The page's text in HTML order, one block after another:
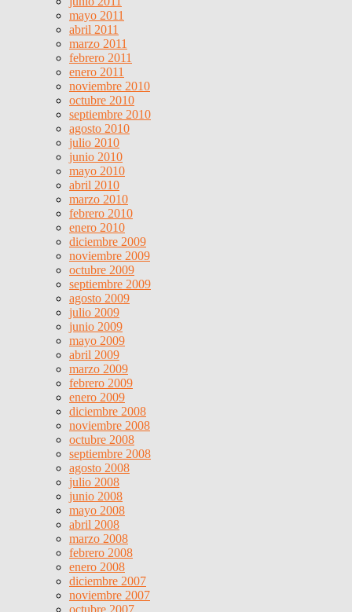
mayo 2011
abril 2011
marzo 2011
febrero 2011
enero 2011
noviembre 2010
octubre 2010
septiembre 2010
agosto 2010
julio 2010
junio 2010
mayo 2010
abril 2010
marzo 2010
febrero 2010
enero 2010
diciembre 2009
noviembre 2009
octubre 2009
septiembre 2009
agosto 2009
julio 2009
junio 2009
mayo 2009
abril 2009
marzo 2009
febrero 2009
enero 2009
diciembre 2008
noviembre 2008
octubre 2008
septiembre 2008
agosto 2008
julio 2008
junio 2008
mayo 2008
abril 2008
marzo 2008
febrero 2008
enero 2008
diciembre 2007
noviembre 2007